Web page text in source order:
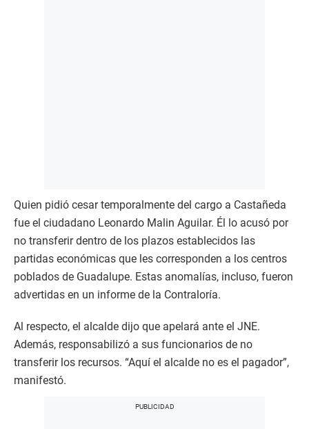
Quien pidió cesar temporalmente del cargo a Castañeda
fue el ciudadano Leonardo Malin Aguilar. Él lo acusó por
no transferir dentro de los plazos establecidos las
partidas económicas que les corresponden a los centros
poblados de Guadalupe. Estas anomalías, incluso, fueron
advertidas en un informe de la Contraloría.
Al respecto, el alcalde dijo que apelará ante el JNE.
Además, responsabilizó a sus funcionarios de no
transferir los recursos. “Aquí el alcalde no es el pagador”,
manifestó.